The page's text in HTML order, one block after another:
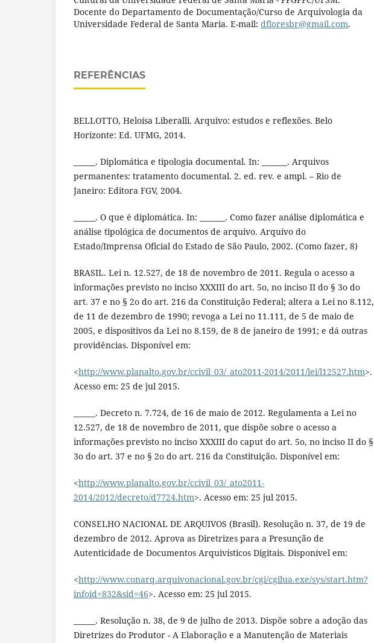
Docente do Departamento de Documentação/Curso de Arquivologia da
Universidade Federal de Santa Maria. E-mail: dfloresbr@gmail.com.
REFERÊNCIAS
BELLOTTO, Heloísa Liberalli. Arquivo: estudos e reflexões. Belo
Horizonte: Ed. UFMG, 2014.
______. Diplomática e tipologia documental. In: _______. Arquivos
permanentes: tratamento documental. 2. ed. rev. e ampl. – Rio de
Janeiro: Editora FGV, 2004.
______. O que é diplomática. In: _______. Como fazer análise diplomática e
análise tipológica de documentos de arquivo. Arquivo do
Estado/Imprensa Oficial do Estado de São Paulo, 2002. (Como fazer, 8)
BRASIL. Lei n. 12.527, de 18 de novembro de 2011. Regula o acesso a
informações previsto no inciso XXXIII do art. 5o, no inciso II do § 3o do
art. 37 e no § 2o do art. 216 da Constituição Federal; altera a Lei no 8.112,
de 11 de dezembro de 1990; revoga a Lei no 11.111, de 5 de maio de
2005, e dispositivos da Lei no 8.159, de 8 de janeiro de 1991; e dá outras
providências. Disponível em:
<http://www.planalto.gov.br/ccivil_03/_ato2011-2014/2011/lei/l12527.htm>.
Acesso em: 25 de jul 2015.
______. Decreto n. 7.724, de 16 de maio de 2012. Regulamenta a Lei no
12.527, de 18 de novembro de 2011, que dispõe sobre o acesso a
informações previsto no inciso XXXIII do caput do art. 5o, no inciso II do §
3o do art. 37 e no § 2o do art. 216 da Constituição. Disponível em:
<http://www.planalto.gov.br/ccivil_03/_ato2011-
2014/2012/decreto/d7724.htm>. Acesso em: 25 jul 2015.
CONSELHO NACIONAL DE ARQUIVOS (Brasil). Resolução n. 37, de 19 de
dezembro de 2012. Aprova as Diretrizes para a Presunção de
Autenticidade de Documentos Arquivísticos Digitais. Disponível em:
<http://www.conarq.arquivonacional.gov.br/cgi/cgilua.exe/sys/start.htm?
infoid=832&sid=46>. Acesso em: 25 jul 2015.
______. Resolução n. 38, de 9 de julho de 2013. Dispõe sobre a adoção das
Diretrizes do Produtor - A Elaboração e a Manutenção de Materiais